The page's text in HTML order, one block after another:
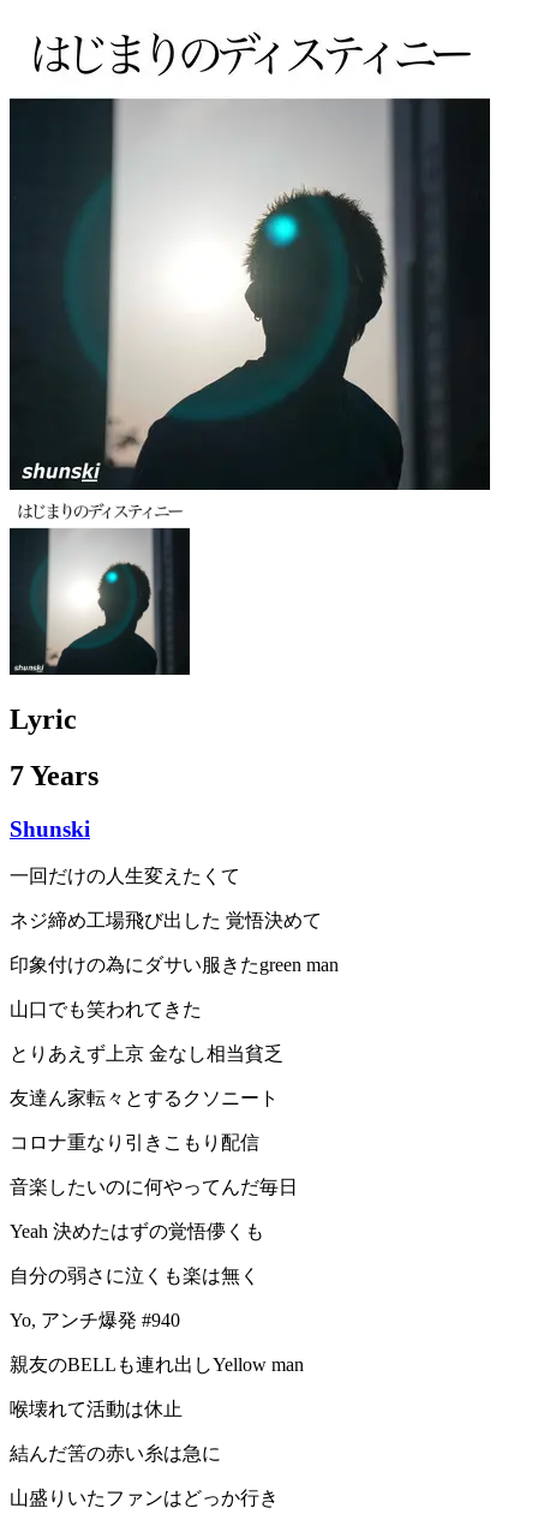
Lyric
7 Years
Shunski
一回だけの人生変えたくて
ネジ締め工場飛び出した 覚悟決めて
印象付けの為にダサい服きたgreen man
山口でも笑われてきた
とりあえず上京 金なし相当貧乏
友達ん家転々とするクソニート
コロナ重なり引きこもり配信
音楽したいのに何やってんだ毎日
Yeah 決めたはずの覚悟儚くも
自分の弱さに泣くも楽は無く
Yo, アンチ爆発 #940
親友のBELLも連れ出しYellow man
喉壊れて活動は休止
結んだ筈の赤い糸は急に
山盛りいたファンはどっか行き